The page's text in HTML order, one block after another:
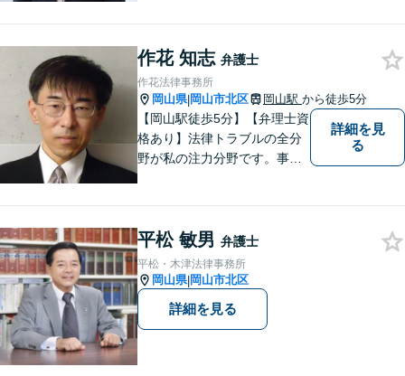
い！
作花 知志 弁護士
作花法律事務所
岡山県|岡山市北区 岡山駅 から徒歩5分
【岡山駅徒歩5分】【弁理士資
格あり】法律トラブルの全分
野が私の注力分野です。事務
ラス対応】【後払い対応】
【日弁連国際人権問題委員会
所属】お困りの方は、お気軽
にご相談下さい。
詳細を見
る
平松 敏男 弁護士
平松・木津法律事務所
岡山県|岡山市北区
詳細を見る